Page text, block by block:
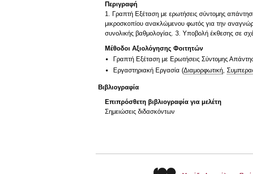
Περιγραφή
1. Γραπτή Εξέταση με ερωτήσεις σύντομης
μικροσκοπίου ανακλώμενου φωτός για την
συνολικής βαθμολογίας. 3. Υποβολή έκθεσης σε
Μέθοδοι Αξιολόγησης Φοιτητών
Γραπτή Εξέταση με Ερωτήσεις Σύντομης
Εργαστηριακή Εργασία (Διαμορφωτική,
Βιβλιογραφία
Επιπρόσθετη βιβλιογραφία για μελέτη
Σημειώσεις διδασκόντων